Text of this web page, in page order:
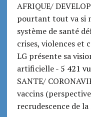
AFRIQUE/
pourtant tout va si
système de santé
crises, violences et
LG présente sa
artificielle- 5 421
SANTE/
vaccins
recrudescence de la